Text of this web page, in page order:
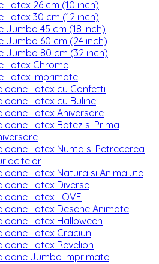
Latex 26 cm (10 inch)
Latex 30 cm (12 inch)
Jumbo 45 cm (18 inch)
Jumbo 60 cm (24 inch)
Jumbo 80 cm (32 inch)
Latex Chrome
Latex imprimate
Latex cu Confetti
Latex cu Buline
Latex Aniversare
Latex Botez si Prima
Latex Nunta si Petrecerea
Latex Natura si Animalute
Latex Diverse
Latex LOVE
Latex Desene Animate
Latex Halloween
Latex Craciun
Latex Revelion
Jumbo Imprimate